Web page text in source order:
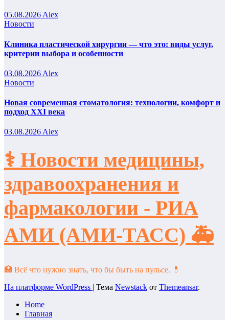
05.08.2026 Alex
Новости
Клиника пластической хирургии — что это: виды услуг,
критерии выбора и особенности
03.08.2026 Alex
Новости
Новая современная стоматология: технологии, комфорт и
подход XXI века
03.08.2026 Alex
⚕️ Новости медицины,
здравоохранения и
фармакологии - РИА
АМИ (АМИ-ТАСС) 🚑
🏥 Всё что нужно знать, что бы быть на пульсе. 💊
На платформе WordPress | Тема Newstack от Themeansar.
Home
Главная